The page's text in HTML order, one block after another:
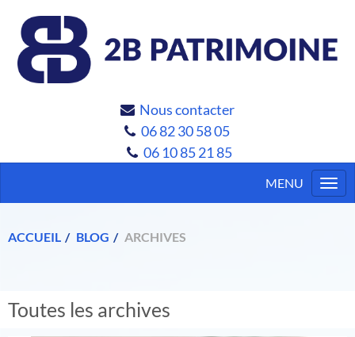
Nous contacter
06 82 30 58 05
06 10 85 21 85
ACCUEIL BLOG ARCHIVES
Toutes les archives